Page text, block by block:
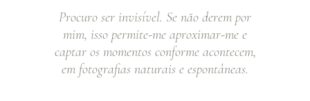
Procuro ser invisível. Se não derem por
mim, isso permite-me aproximar-me e
captar os momentos conforme acontecem,
em fotografias naturais e espontâneas.